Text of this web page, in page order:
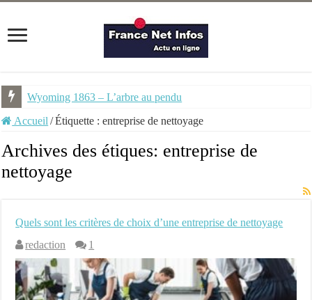
Wyoming 1863 – L’arbre au pendu
Accueil /Étiquette :entreprise de nettoyage
Archives des étiques: entreprise de
nettoyage
Quels sont les critères de choix d’une entreprise de nettoyage
redaction
1